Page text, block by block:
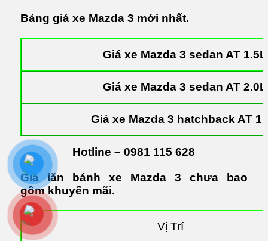
Bảng giá xe Mazda 3 mới nhất.
Giá xe Mazda 3 sedan AT 1.5L
Giá xe Mazda 3 sedan AT 2.0L
Giá xe Mazda 3 hatchback AT
Hotline –0981 115 628
Giá lăn bánh xe Mazda 3 chưa bao
gồm khuyến mãi.
Vị Trí